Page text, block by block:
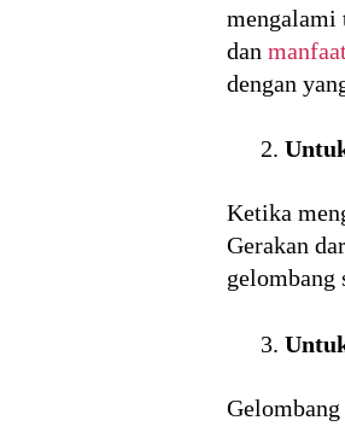
mengalami
dan
dengan
Ketika
Gerakan
gelombang